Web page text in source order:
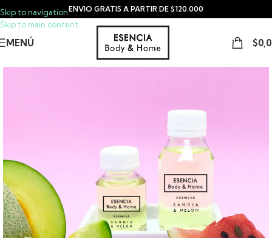
Skip to navigation
Skip to main content
ENVIO GRATIS A PARTIR DE $120.000
MENÚ $